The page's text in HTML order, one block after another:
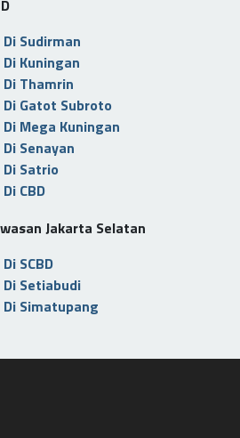
Sudirman
Kuningan
Thamrin
Gatot Subroto
Mega Kuningan
Senayan
Satrio
CBD
Jakarta Selatan
SCBD
Setiabudi
Simatupang